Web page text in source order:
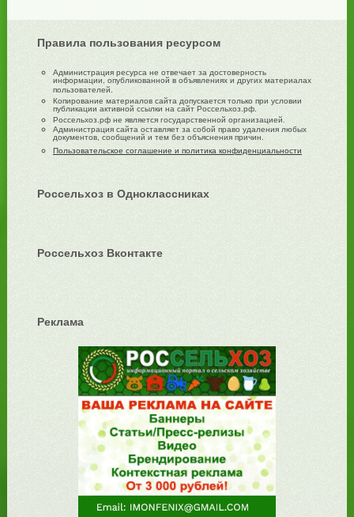
Правила пользования ресурсом
Администрация ресурса не отвечает за достоверность
информации, опубликованной в объявлениях и других материалах
пользователей.
Копирование материалов сайта допускается только при условии
публикации активной ссылки на сайт Россельхоз.рф.
Россельхоз.рф не является государственной организацией.
Администрация сайта оставляет за собой право удаления любых
документов, сообщений и тем без объяснения причин.
Пользовательское соглашение и политика конфиденциальности
Россельхоз в Одноклассниках
Россельхоз Вконтакте
Реклама